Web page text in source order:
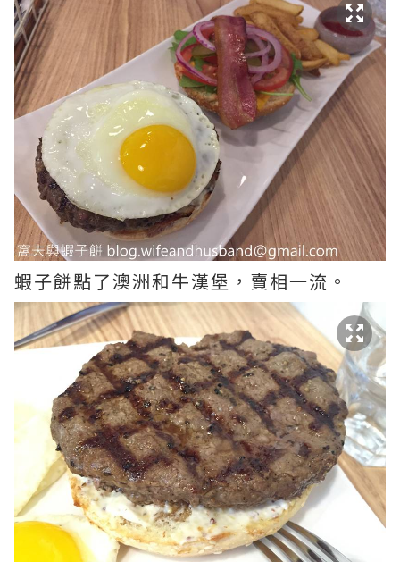
蝦子餅點了澳洲和牛漢堡，賣相一流。